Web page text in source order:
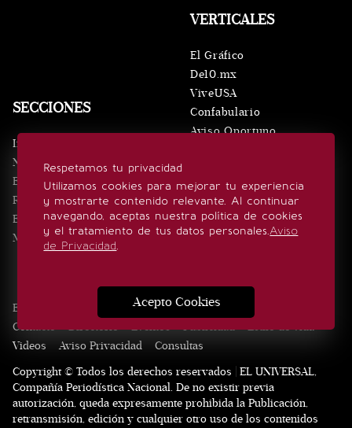
Respetamos tu privacidad
Utilizamos cookies para mejorar tu experiencia
y mostrarte contenido relevante. Al continuar
navegando, aceptas nuestra política de cookies
y el tratamiento de tus datos personales.Aviso
de Privacidad.
Acepto Cookies
SECCIONES
Inicio
Noticias
Eventos
Realeza
Estilo de vida
Minuto x Minuto
VERTICALES
El Gráfico
De10.mx
ViveUSA
Confabulario
Aviso Oportuno
SÍGUENOS
Edición Impresa Noticias Quiénes somos
Contacto
Directorio Eventos Publicidad
Estilo de vida
Videos
Aviso Privacidad
Consultas
Copyright © Todos los derechos reservados | EL UNIVERSAL,
Compañía Periodística Nacional. De no existir previa
autorización, queda expresamente prohibida la Publicación,
retransmisión, edición y cualquier otro uso de los contenidos